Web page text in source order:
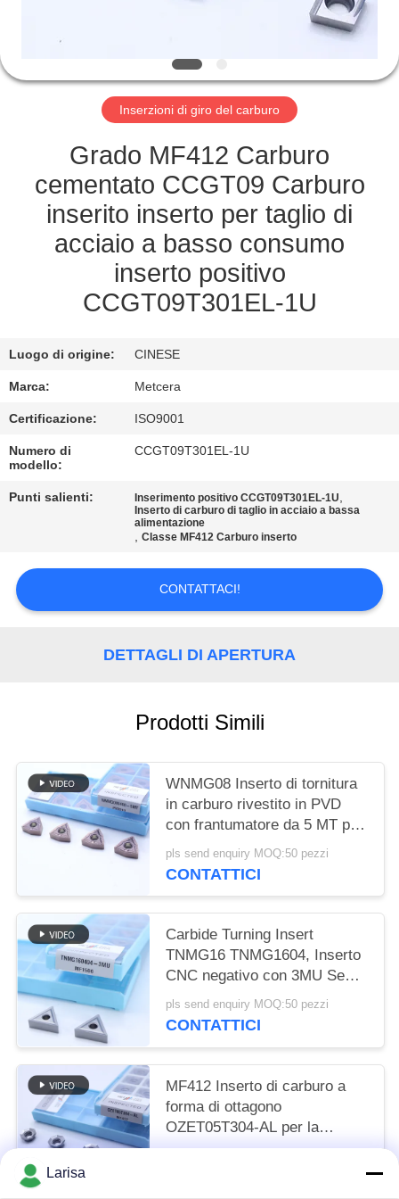
FABBRICA
CATALOGO
CONTATTACI
NOTIZIE
CHIEDI UN
PREVENTIVO
MAPPA
DEL
POLITICA
SULLA
Inserzioni di giro del carburo
Grado MF412 Carburo
cementato CCGT09 Carburo
inserito inserto per taglio di
acciaio a basso consumo
inserto positivo
CCGT09T301EL-1U
Luogo di origine: CINESE
Marca: Metcera
Certificazione: ISO9001
Numero di
modello:
CCGT09T301EL-1U
Punti salienti: Inserimento positivo CCGT09T301EL-1U,
Inserto di carburo di taglio in acciaio a bassa
alimentazione
,Classe MF412 Carburo inserto
CONTATTACI!
DETTAGLI DI APERTURA
Prodotti Simili
WNMG08 Inserto di tornitura
in carburo rivestito in PVD
con frantumatore da 5 MT per
acciaio e acciaio in lega
pls send enquiry MOQ:50 pezzi
CONTATTICI
Carbide Turning Insert
TNMG16 TNMG1604, Inserto
CNC negativo con 3MU Semi-
finito Chipbreaker
pls send enquiry MOQ:50 pezzi
CONTATTICI
MF412 Inserto di carburo a
forma di ottagono
OZET05T304-AL per la
tornitura di acciaio
Larisa